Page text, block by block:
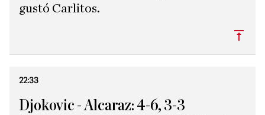
gustó Carlitos.
22:33
Djokovic - Alcaraz: 4-6, 3-3